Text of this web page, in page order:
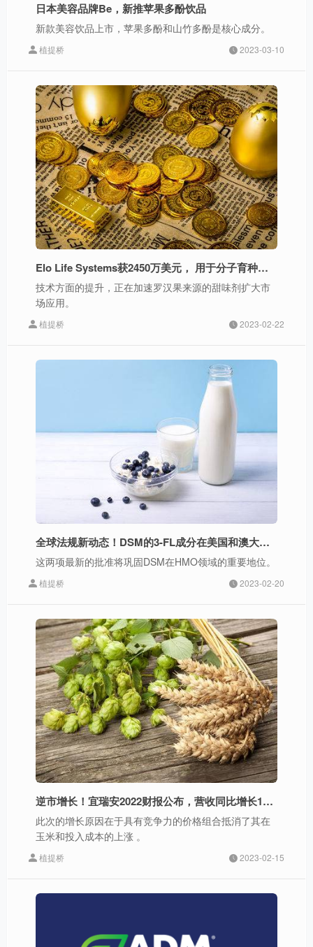
日本美容品牌Be，新推苹果多酚饮品
新款美容饮品上市，苹果多酚和山竹多酚是核心成分。
植提桥 2023-03-10
Elo Life Systems获2450万美元， 用于分子育种罗汉果糖的生产
技术方面的提升，正在加速罗汉果来源的甜味剂扩大市
场应用。
植提桥 2023-02-22
全球法规新动态！DSM的3-FL成分在美国和澳大利亚获批
这两项最新的批准将巩固DSM在HMO领域的重要地位。
植提桥 2023-02-20
逆市增长！宜瑞安2022财报公布，营收同比增长146%
此次的增长原因在于具有竞争力的价格组合抵消了其在
玉米和投入成本的上涨 。
植提桥 2023-02-15